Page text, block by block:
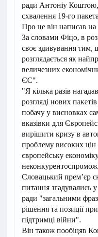
ради Антоніу Коштою,
схвалення 19-го
Про це він написав
За словами Фіцо, в
своє здивування тим,
розглядається як
величезних
ЄС".
"Я кілька разів
розгляді нових
побачу у висновках
вказівки для
вирішити кризу в
проблему високих цін
європейську
Словацький премʼєр
питання згадувались
ради "загальними
рішення та позиції
підтримці війни".
Він також пообіцяв